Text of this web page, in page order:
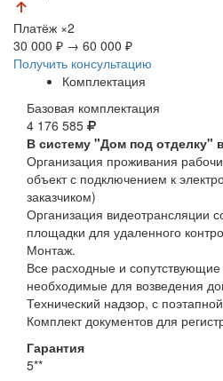
Платёж ×2
30 000 ₽ → 60 000 ₽
Получить консультацию
Комплектация
Базовая комплектация
4 176 585
В систему "Дом под отделку"
Организация проживания
объект с подключением к
заказчиком)
Организация видеотрансляции
площадки для удаленного
Монтаж.
Все расходные и
необходимые для возведения
Технический надзор, с
Комплект документов для
Гарантия
5**